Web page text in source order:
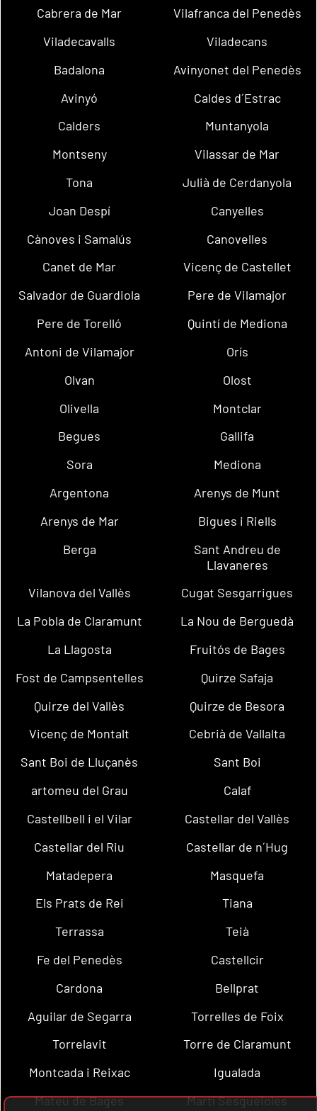
Cabrera de Mar
Vilafranca del Penedès
Viladecavalls
Viladecans
Badalona
Avinyonet del Penedès
Avinyó
Caldes d´Estrac
Calders
Muntanyola
Montseny
Vilassar de Mar
Tona
Julià de Cerdanyola
Joan Despí
Canyelles
Cànoves i Samalús
Canovelles
Canet de Mar
Vicenç de Castellet
Salvador de Guardiola
Pere de Vilamajor
Pere de Torelló
Quintí de Mediona
Antoni de Vilamajor
Orís
Olvan
Olost
Olivella
Montclar
Begues
Gallifa
Sora
Mediona
Argentona
Arenys de Munt
Arenys de Mar
Bigues i Riells
Berga
Sant Andreu de
Llavaneres
Vilanova del Vallès
Cugat Sesgarrigues
La Pobla de Claramunt
La Nou de Berguedà
La Llagosta
Fruitós de Bages
Fost de Campsentelles
Quirze Safaja
Quirze del Vallès
Quirze de Besora
Vicenç de Montalt
Cebrià de Vallalta
Sant Boi de Lluçanès
Sant Boi
artomeu del Grau
Calaf
Castellbell i el Vilar
Castellar del Vallès
Castellar del Riu
Castellar de n´Hug
Matadepera
Masquefa
Els Prats de Rei
Tiana
Terrassa
Teià
Fe del Penedès
Castellcir
Cardona
Bellprat
Aguilar de Segarra
Torrelles de Foix
Torrelavit
Torre de Claramunt
Montcada i Reixac
Igualada
Mateu de Bages
Martí Sesgueioles